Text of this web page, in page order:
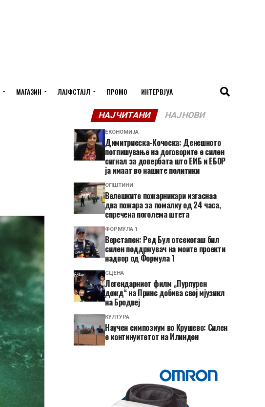
МАГАЗИН ЛАЈФСТАЈЛ ПРОМО ИНТЕРВЈУА
НАЈЧИТАНИ НАЈНОВИ
ЕКОНОМИЈА
Димитриеска-Кочоска: Денешното
потпишување на договорите е силен
сигнал за довербата што ЕИБ и ЕБОР
ја имаат во нашите политики
ОПШТИНИ
Велешките пожарникари изгаснаа
два пожара за помалку од 24 часа,
спречена поголема штета
ФОРМУЛА 1
Верстапен: Ред Бул отсекогаш бил
силен поддржувач на моите проекти
надвор од Формула 1
СЦЕНА
Легендарниот филм „Пурпурен
дожд“ на Принс добива свој мјузикл
на Бродвеј
КУЛТУРА
Научен симпозиум во Крушево: Силен
е континуитетот на Илинден